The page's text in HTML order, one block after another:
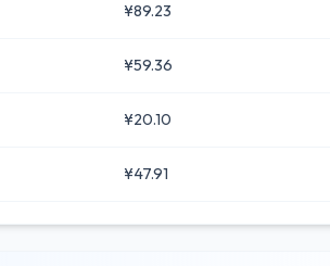
¥89.23
¥59.36
¥20.10
¥47.91